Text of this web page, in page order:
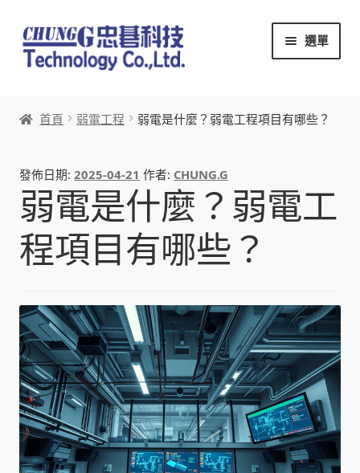
跳
至
導
列
跳
至
主
內
選單
本站文章導覽
本站AI文字客服
創辦人:林慶忠
頭份獅子會
竹南百齡扶輪社
收費標準依據
照片紀實影音
首頁 弱電工程 弱電是什麼？弱電工程項目有哪些？
發佈日期:2025-04-21 作者: CHUNG.G
弱電是什麼？弱電工
程項目有哪些？